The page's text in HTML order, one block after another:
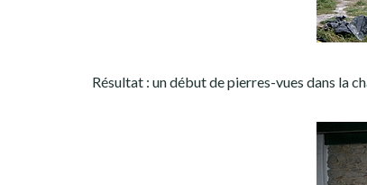
Résultat : un début de pierres-vues dans la